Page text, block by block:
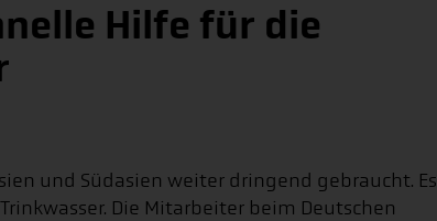
Hilfe für die
und Südasien weiter dringend gebraucht. Es
Die Mitarbeiter beim Deutschen